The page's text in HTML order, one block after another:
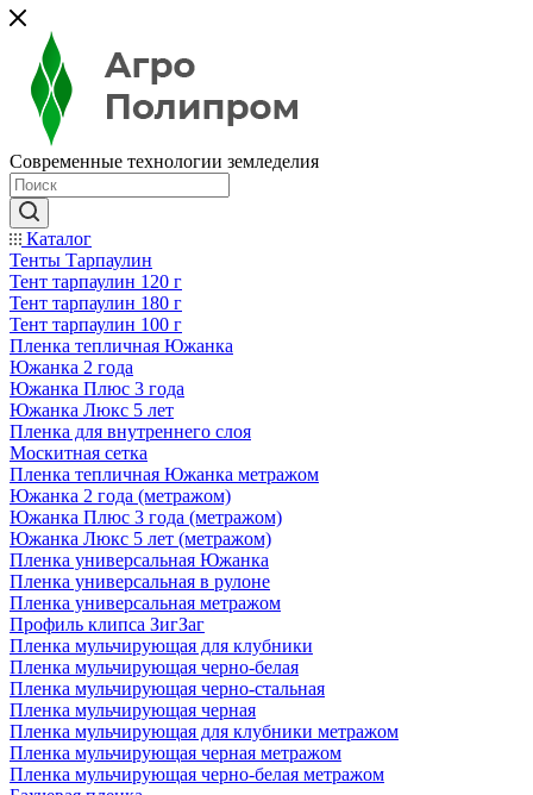
Современные технологии земледелия
Каталог
Тенты Тарпаулин
Тент тарпаулин 120 г
Тент тарпаулин 180 г
Тент тарпаулин 100 г
Пленка тепличная Южанка
Южанка 2 года
Южанка Плюс 3 года
Южанка Люкс 5 лет
Пленка для внутреннего слоя
Москитная сетка
Пленка тепличная Южанка метражом
Южанка 2 года (метражом)
Южанка Плюс 3 года (метражом)
Южанка Люкс 5 лет (метражом)
Пленка универсальная Южанка
Пленка универсальная в рулоне
Пленка универсальная метражом
Профиль клипса ЗигЗаг
Пленка мульчирующая для клубники
Пленка мульчирующая черно-белая
Пленка мульчирующая черно-стальная
Пленка мульчирующая черная
Пленка мульчирующая для клубники метражом
Пленка мульчирующая черная метражом
Пленка мульчирующая черно-белая метражом